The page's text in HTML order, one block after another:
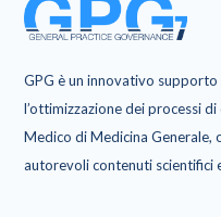
GPG è un innovativo
l’ottimizzazione dei processi
Medico di Medicina Generale,
autorevoli contenuti scientifici